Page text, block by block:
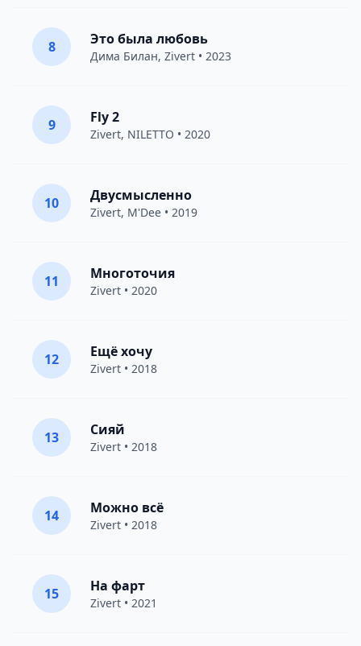
8 Это была любовь
Дима Билан, Zivert • 2023
9 Fly 2
Zivert, NILETTO • 2020
10 Двусмысленно
Zivert, M'Dee • 2019
11 Многоточия
Zivert • 2020
12 Ещё хочу
Zivert • 2018
13 Сияй
Zivert • 2018
14 Можно всё
Zivert • 2018
15 На фарт
Zivert • 2021